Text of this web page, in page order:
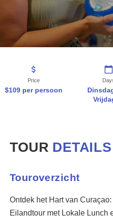
Boek deze tour
WhatsApp:+5999 525 1778
Telefoon
Gratis annuleren tot 24 uur
Avontuurlijke Tours
Price
$109 per persoon
TOUR DETAILS
Touroverzicht
Ontdek het Hart van
Eilandtour met Lokale Lunch